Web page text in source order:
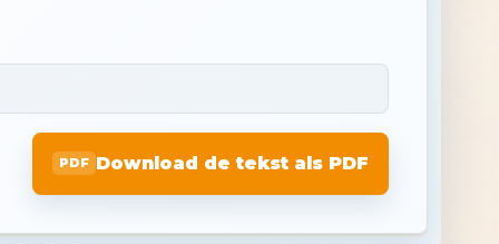
Download de tekst als PDF